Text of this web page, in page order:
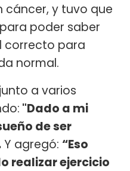
y tuvo que
poder saber
correcto para
normal.
a varios
"Dado a mi
de ser
Y agregó: “Eso
realizar ejercicio